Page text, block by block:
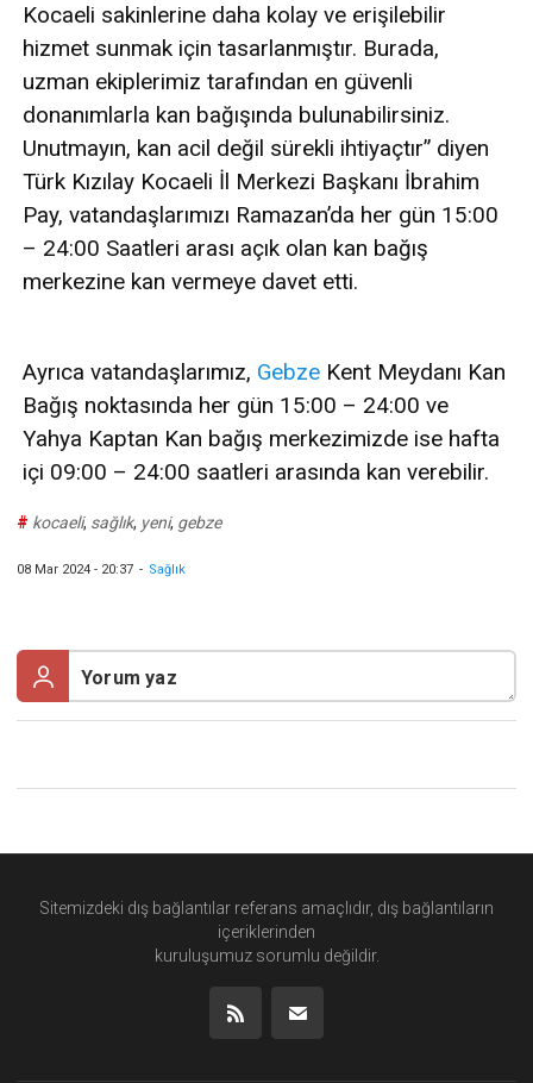
Kocaeli sakinlerine daha kolay ve erişilebilir
hizmet sunmak için tasarlanmıştır. Burada,
uzman ekiplerimiz tarafından en güvenli
donanımlarla kan bağışında bulunabilirsiniz.
Unutmayın, kan acil değil sürekli ihtiyaçtır” diyen
Türk Kızılay Kocaeli İl Merkezi Başkanı İbrahim
Pay, vatandaşlarımızı Ramazan’da her gün 15:00
– 24:00 Saatleri arası açık olan kan bağış
merkezine kan vermeye davet etti.
Ayrıca vatandaşlarımız, Gebze Kent Meydanı Kan
Bağış noktasında her gün 15:00 – 24:00 ve
Yahya Kaptan Kan bağış merkezimizde ise hafta
içi 09:00 – 24:00 saatleri arasında kan verebilir.
# kocaeli, sağlık, yeni, gebze
08 Mar 2024 - 20:37 - Sağlık
Sitemizdeki dış bağlantılar referans amaçlıdır, dış bağlantıların
içeriklerinden
kuruluşumuz sorumlu değildir.